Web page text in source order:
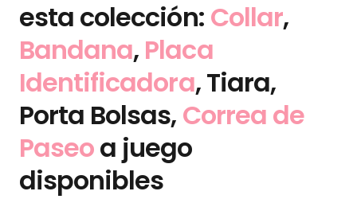
esta colección: Collar,
Bandana, Placa
Identificadora, Tiara,
Porta Bolsas, Correa de
Paseoa juego
disponibles